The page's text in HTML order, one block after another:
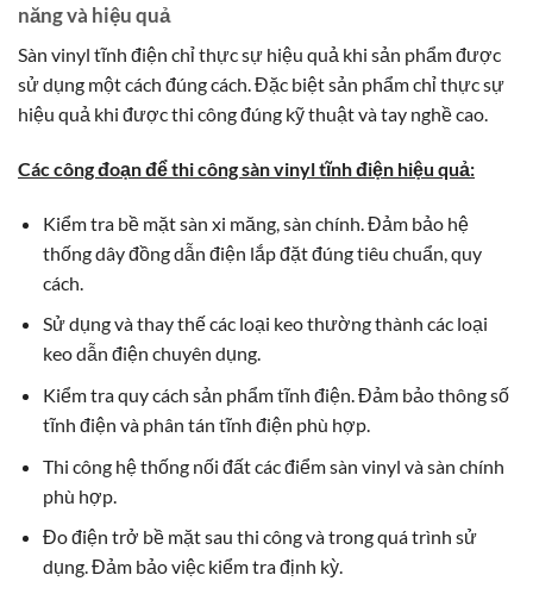
năng và hiệu quả
Sàn vinyl tĩnh điện chỉ thực sự hiệu quả khi sản phẩm được
sử dụng một cách đúng cách. Đặc biệt sản phẩm chỉ thực sự
hiệu quả khi được thi công đúng kỹ thuật và tay nghề cao.
Các công đoạn để thi công sàn vinyl tĩnh điện hiệu quả:
Kiểm tra bề mặt sàn xi măng, sàn chính. Đảm bảo hệ
thống dây đồng dẫn điện lắp đặt đúng tiêu chuẩn, quy
cách.
Sử dụng và thay thế các loại keo thường thành các loại
keo dẫn điện chuyên dụng.
Kiểm tra quy cách sản phẩm tĩnh điện. Đảm bảo thông số
tĩnh điện và phân tán tĩnh điện phù hợp.
Thi công hệ thống nối đất các điểm sàn vinyl và sàn chính
phù hợp.
Đo điện trở bề mặt sau thi công và trong quá trình sử
dụng. Đảm bảo việc kiểm tra định kỳ.